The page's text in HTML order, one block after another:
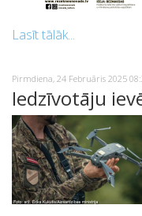
Lasīt tālāk...
Pirmdiena, 24 Februāris 2025
Iedzīvotāju